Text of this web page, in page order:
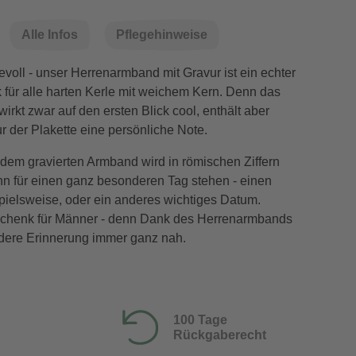
Alle Infos Pflegehinweise
- unser Herrenarmband mit Gravur ist ein echter
für alle harten Kerle mit weichem Kern. Denn das
zwar auf den ersten Blick cool, enthält aber
der Plakette eine persönliche Note.
gravierten Armband wird in römischen Ziffern
für einen ganz besonderen Tag stehen - einen
oder ein anderes wichtiges Datum.
für Männer - denn Dank des Herrenarmbands
Erinnerung immer ganz nah.
100 Tage
Rückgaberecht